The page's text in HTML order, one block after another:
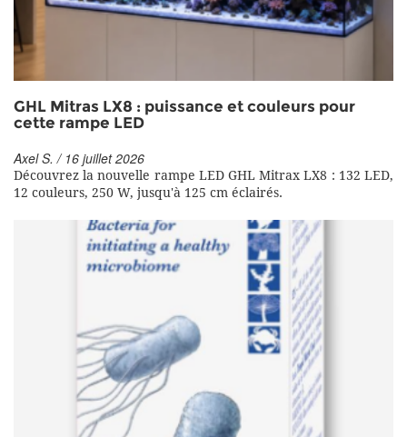
GHL Mitras LX8 : puissance et couleurs pour
cette rampe LED
Axel S. / 16 juillet 2026
Découvrez la nouvelle rampe LED GHL Mitrax LX8 : 132 LED,
12 couleurs, 250 W, jusqu'à 125 cm éclairés.